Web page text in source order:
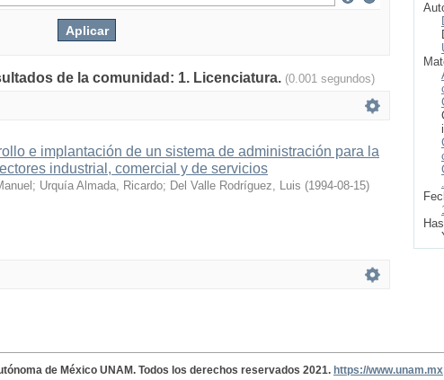
de la comunidad: 1. Licenciatura. (0.001 segundos)
e implantación de un sistema de administración para la
industrial, comercial y de servicios
; Urquía Almada, Ricardo; Del Valle Rodríguez, Luis (1994-08-15)
de México UNAM. Todos los derechos reservados 2021. https://www.unam.mx